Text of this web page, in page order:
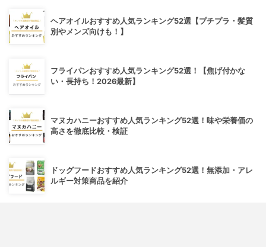
ヘアオイルおすすめ人気ランキング52選【プチプラ・髪質
別やメンズ向けも！】
フライパンおすすめ人気ランキング52選！【焦げ付かな
い・長持ち！2026最新】
マヌカハニーおすすめ人気ランキング52選！味や栄養価の
高さを徹底比較・検証
ドッグフードおすすめ人気ランキング52選！無添加・アレ
ルギー対策商品を紹介